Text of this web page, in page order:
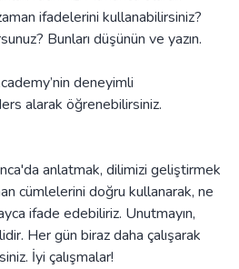
ifadelerini kullanabilirsiniz?
Bunları düşünün ve yazın.
deneyimli
alarak öğrenebilirsiniz.
anlatmak, dilimizi geliştirmek
cümlelerini doğru kullanarak, ne
ifade edebiliriz. Unutmayın,
Her gün biraz daha çalışarak
İyi çalışmalar!